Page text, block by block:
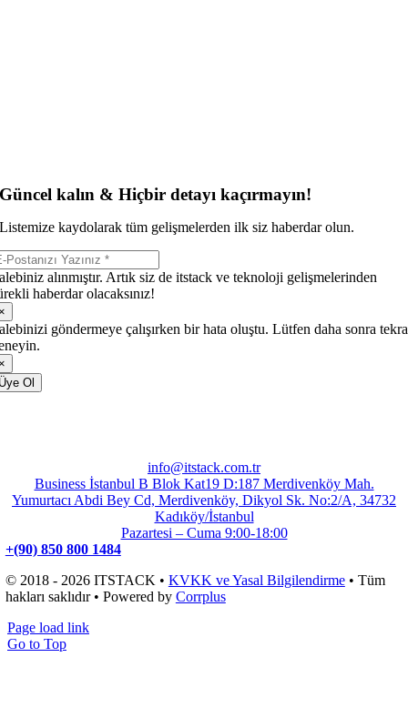
Güncel kalın & Hiçbir detayı kaçırmayın!
Listemize kaydolarak tüm gelişmelerden ilk siz haberdar olun.
alınmıştır. Artık siz de itstack ve teknoloji gelişmelerinden
haberdar olacaksınız!
göndermeye çalışırken bir hata oluştu. Lütfen daha sonra
Ol
info@itstack.com.tr
Business İstanbul B Blok Kat19 D:187 Merdivenköy Mah.
Yumurtacı Abdi Bey Cd, Merdivenköy, Dikyol Sk. No:2/A, 34732
Kadıköy/İstanbul
Pazartesi – Cuma 9:00-18:00
+(90) 850 800 1484
© 2018 - 2026 ITSTACK • KVKK ve Yasal Bilgilendirme• Tüm
hakları saklıdır • Powered by Corrplus
Page load link
Go to Top